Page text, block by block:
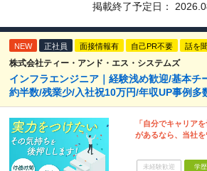
掲載終了予定日：
NEW 正社員 面接情報有 自己PR不要 話を
株式会社ティー・アンド・エス・システムズ
インフラエンジニア｜経験浅め歓迎/基本チ
約半数/残業少/入社祝10万円/年収UP事例多
「自分でキャリア
があるなら、当社を
未経験歓迎 学